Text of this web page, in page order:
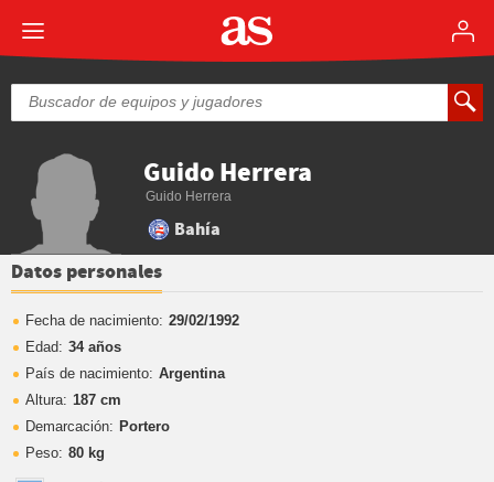
Guido Herrera
Guido Herrera
Bahía
Datos personales
Fecha de nacimiento: 29/02/1992
Edad: 34 años
País de nacimiento: Argentina
Altura: 187 cm
Demarcación: Portero
Peso: 80 kg